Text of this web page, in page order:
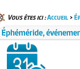
Vous êtes ici :Accueil>
Éphéméride,